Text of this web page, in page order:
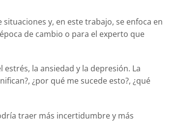
y, en este trabajo, se enfoca en
de cambio o para el experto que
la ansiedad y la depresión. La
¿por qué me sucede esto?, ¿qué
traer más incertidumbre y más